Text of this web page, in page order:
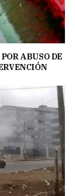
ABUSO DE